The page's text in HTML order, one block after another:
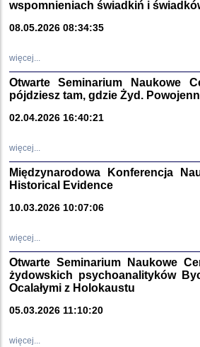
wspomnieniach świadkiń i
08.05.2026 08:34:35
więcej...
Otwarte Seminarium Naukowe
pójdziesz tam, gdzie Żyd.
02.04.2026 16:40:21
więcej...
Międzynarodowa Konferencja
Historical Evidence
10.03.2026 10:07:06
więcej...
Otwarte Seminarium Naukowe
żydowskich psychoanalityków
Ocalałymi z Holokaustu
05.03.2026 11:10:20
więcej...